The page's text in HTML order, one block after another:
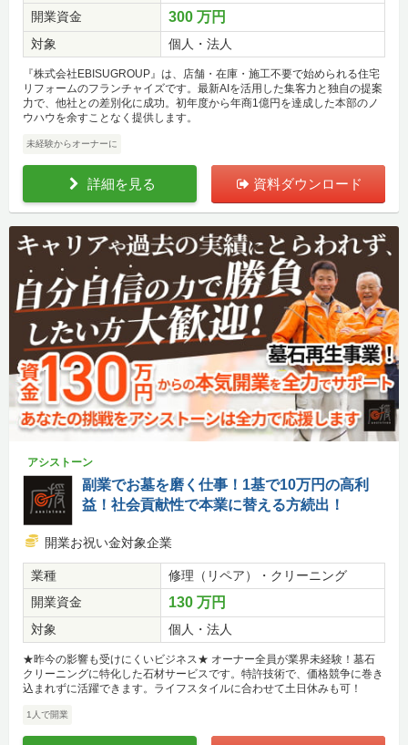
開業資金
300 万円
対象 個人・法人
『株式会社EBISUGROUP』は、店舗・在庫・施工不要で始められる住宅
リフォームのフランチャイズです。最新AIを活用した集客力と独自の提案
力で、他社との差別化に成功。初年度から年商1億円を達成した本部のノ
ウハウを余すことなく提供します。
未経験からオーナーに
詳細を見る 資料ダウンロード
アシストーン
副業でお墓を磨く仕事！1基で10万円の高利
益！社会貢献性で本業に替える方続出！
開業お祝い金対象企業
業種
修理（リペア）・クリーニング
開業資金
130 万円
対象 個人・法人
★昨今の影響も受けにくいビジネス★ オーナー全員が業界未経験！墓石
クリーニングに特化した石材サービスです。特許技術で、価格競争に巻き
込まれずに活躍できます。ライフスタイルに合わせて土日休みも可！
1人で開業